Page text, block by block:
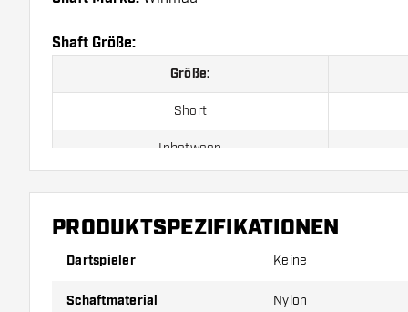
Shaft Größe:
Größe:
Short
Inbetween
Preise gelten jeweils für ein Set (1 Set = 3 Stück).
PRODUKTSPEZIFIKATIONEN
Dartspieler Keine
Schaftmaterial Nylon